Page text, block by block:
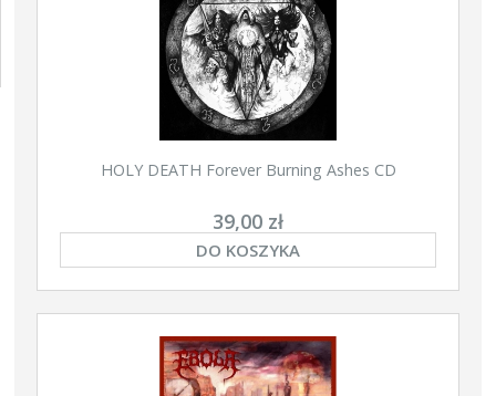
HOLY DEATH Forever Burning Ashes CD
39,00 zł
DO KOSZYKA